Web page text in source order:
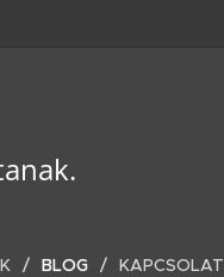
BLOG KAPCSOLAT